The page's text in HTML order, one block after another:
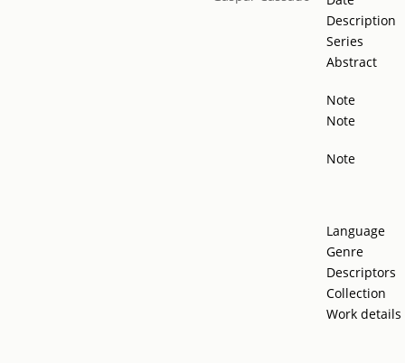
Description
Series
Abstract
Note
Note
Note
Language
Genre
Descriptors
Collection
Work details